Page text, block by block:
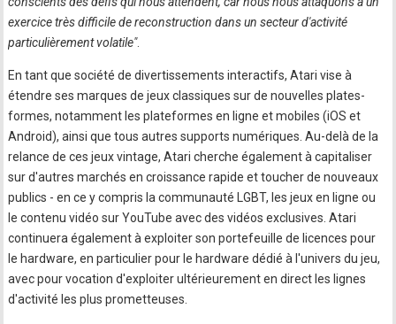
exercice très difficile de reconstruction dans un secteur d'activité
particulièrement volatile".
En tant que société de divertissements interactifs, Atari vise à
étendre ses marques de jeux classiques sur de nouvelles plates-
formes, notamment les plateformes en ligne et mobiles (iOS et
Android), ainsi que tous autres supports numériques. Au-delà de la
relance de ces jeux vintage, Atari cherche également à capitaliser
sur d'autres marchés en croissance rapide et toucher de nouveaux
publics - en ce y compris la communauté LGBT, les jeux en ligne ou
le contenu vidéo sur YouTube avec des vidéos exclusives. Atari
continuera également à exploiter son portefeuille de licences pour
le hardware, en particulier pour le hardware dédié à l'univers du jeu,
avec pour vocation d'exploiter ultérieurement en direct les lignes
d'activité les plus prometteuses.